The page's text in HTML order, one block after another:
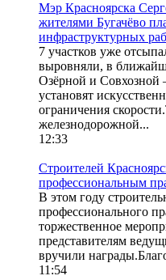
Мэр Красноярска
жителями Бугачёво
инфраструктурных
7 участков уже
выровняли, в
Озёрной и Совхозной
установят
ограничения
железнодорожной...
12:33
Строителей
профессиональным
В этом году
профессионального
торжественное
представителям
вручили
11:54